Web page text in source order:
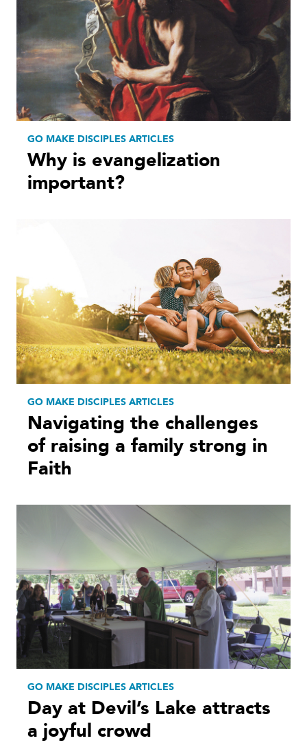
GO MAKE DISCIPLES ARTICLES
Why is evangelization
important?
GO MAKE DISCIPLES ARTICLES
Navigating the challenges
of raising a family strong in
Faith
GO MAKE DISCIPLES ARTICLES
Day at Devil’s Lake attracts
a joyful crowd